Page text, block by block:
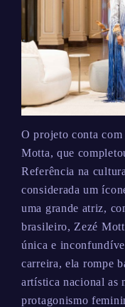
O projeto conta com
Motta, que
Referência na
considerada um
uma grande atriz,
brasileiro, Zezé
única e
carreira, ela rompe
artística nacional as
protagonismo